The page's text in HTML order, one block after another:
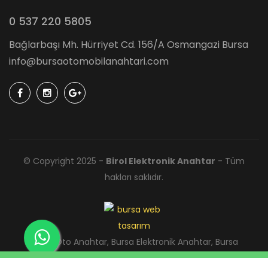
0 537 220 5805
Bağlarbaşı Mh. Hürriyet Cd. 156/A Osmangazi Bursa
info@bursaotomobilanahtari.com
© Copyright 2025 - Birol Elektronik Anahtar - Tüm
hakları saklıdır.
Bursa Oto Anahtar, Bursa Elektronik Anahtar, Bursa